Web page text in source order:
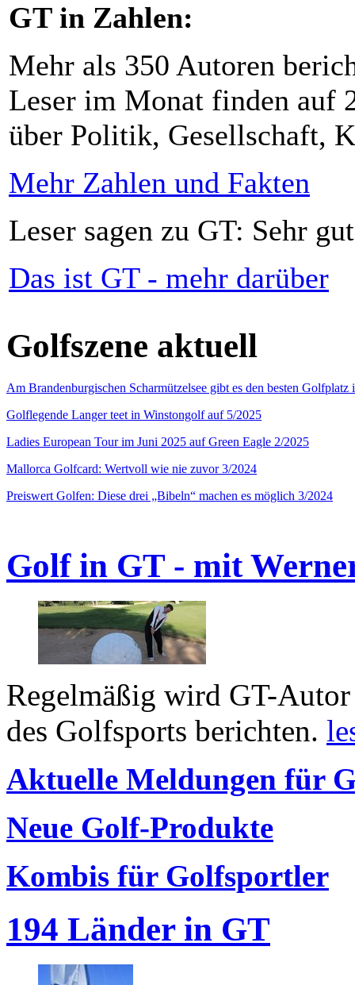
GT in Zahlen:
Mehr als 350 Autoren
Leser im Monat finden auf
über Politik, Gesellschaft,
Mehr Zahlen und Fakten
Leser sagen zu GT: Sehr
Das ist GT - mehr darüber
Golfszene aktuell
Am Brandenburgischen Scharmützelsee gibt es den besten
Golflegende Langer teet in Winstongolf auf 5/2025
Ladies European Tour im Juni 2025 auf Green Eagle 2/2025
Mallorca Golfcard: Wertvoll wie nie zuvor 3/2024
Preiswert Golfen: Diese drei „Bibeln“ machen es möglich 3/2024
Golf in GT - mit
Regelmäßig wird GT-
des Golfsports berichten.
Aktuelle Meldungen für
Neue Golf-Produkte
Kombis für Golfsportler
194 Länder in GT